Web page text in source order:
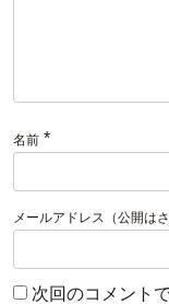
名前 *
メールアドレス（公開は
次回のコメント